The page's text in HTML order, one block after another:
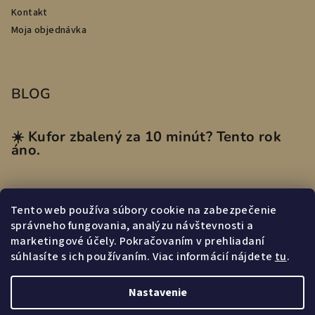
Tento web používa súbory cookie na zabezpečenie
správneho fungovania, analýzu návštevnosti a
marketingové účely. Pokračovaním v prehliadaní
súhlasíte s ich používaním. Viac informácií nájdete tu.
Nastavenie
Kontakt
Moja objednávka
BLOG
☀️ Kufor zbalený za 10 minút? Tento rok
áno.
Prijímame online platby